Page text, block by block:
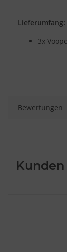
Lieferumfang:
3x
Bewertungen